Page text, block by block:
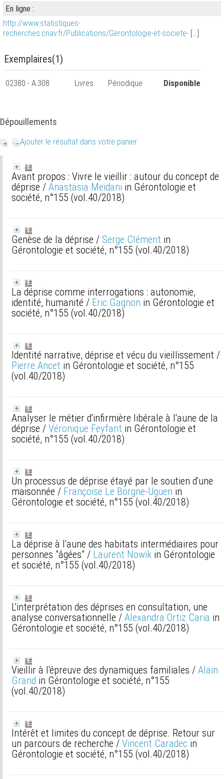
En ligne :
http://www.statistiques-
recherches.cnav.fr/Publications/Gerontologie-et-societe-[...]
Exemplaires(1)
02380 - A.308 Livres Périodique Disponible
Dépouillements
Ajouter le résultat dans votre panier
Avant propos : Vivre le vieillir : autour du concept de
déprise / Anastasia Meidani in Gérontologie et
société, n°155 (vol.40/2018)
Genèse de la déprise / Serge Clément in
Gérontologie et société, n°155 (vol.40/2018)
La déprise comme interrogations : autonomie,
identité, humanité / Eric Gagnon in Gérontologie et
société, n°155 (vol.40/2018)
Identité narrative, déprise et vécu du vieillissement /
Pierre Ancet in Gérontologie et société, n°155
(vol.40/2018)
Analyser le métier d'infirmière libérale à l'aune de la
déprise / Véronique Feyfant in Gérontologie et
société, n°155 (vol.40/2018)
Un processus de déprise étayé par le soutien d'une
maisonnée / Françoise Le Borgne-Uguen in
Gérontologie et société, n°155 (vol.40/2018)
La déprise à l'aune des habitats intermédiaires pour
personnes "âgées" / Laurent Nowik in Gérontologie
et société, n°155 (vol.40/2018)
L'interprétation des déprises en consultation, une
analyse conversationnelle / Alexandra Ortiz Caria in
Gérontologie et société, n°155 (vol.40/2018)
Vieillir à l'épreuve des dynamiques familiales / Alain
Grand in Gérontologie et société, n°155
(vol.40/2018)
Intérêt et limites du concept de déprise. Retour sur
un parcours de recherche / Vincent Caradec in
Gérontologie et société, n°155 (vol.40/2018)